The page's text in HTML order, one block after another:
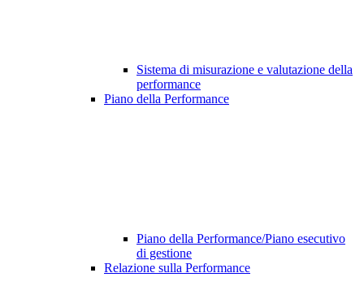
Sistema di misurazione e valutazione della
performance
Piano della Performance
Piano della Performance/Piano esecutivo
di gestione
Relazione sulla Performance